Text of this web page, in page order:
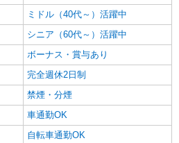
のデイサービス☆車の運転できる方優
】
円〜2125円 ＜日払い有/週払い有/交
(ガソリン代含む)＞
ミドル（40代～）活躍中
シニア（60代～）活躍中
ボーナス・賞与あり
完全週休2日制
禁煙・分煙
車通勤OK
自転車通勤OK